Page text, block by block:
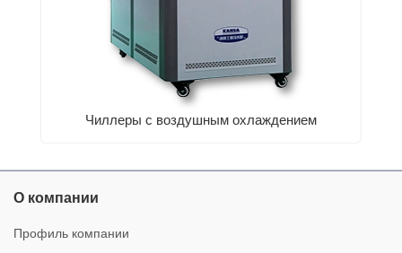
Чиллеры с воздушным охлаждением
О компании
Профиль компании